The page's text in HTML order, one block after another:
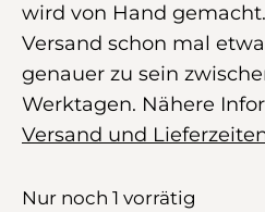
wird von Hand
Versand schon mal
genauer zu sein
Werktagen. Nähere
Versand und
Nur noch 1 vorrätig